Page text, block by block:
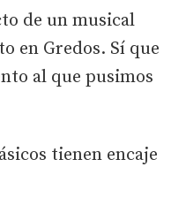
de un musical
en Gredos. Sí que
al que pusimos
tienen encaje